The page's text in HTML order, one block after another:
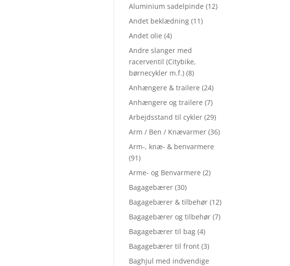
Aluminium sadelpinde (12)
Andet beklædning (11)
Andet olie (4)
Andre slanger med
racerventil (Citybike,
børnecykler m.f.) (8)
Anhængere & trailere (24)
Anhængere og trailere (7)
Arbejdsstand til cykler (29)
Arm / Ben / Knævarmer (36)
Arm-, knæ- & benvarmere
(91)
Arme- og Benvarmere (2)
Bagagebærer (30)
Bagagebærer & tilbehør (12)
Bagagebærer og tilbehør (7)
Bagagebærer til bag (4)
Bagagebærer til front (3)
Baghjul med indvendige